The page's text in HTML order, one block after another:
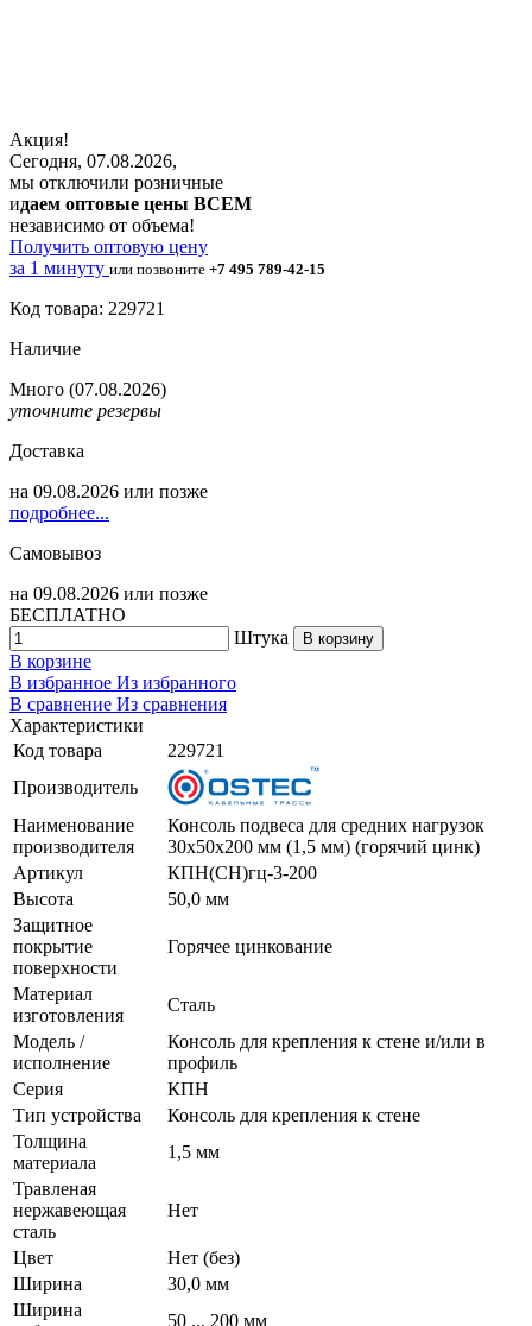
Акция!
Сегодня, 07.08.2026,
мы отключили розничные
идаем оптовые цены ВСЕМ
независимо от объема!
Получить оптовую цену
за 1 минуту или позвоните +7 495 789-42-15
Код товара: 229721
Наличие
Много (07.08.2026)
уточните резервы
Доставка
на 09.08.2026 или позже
подробнее...
Самовывоз
на 09.08.2026 или позже
БЕСПЛАТНО
Штука
В корзину
В корзине
В избранное Из избранного
В сравнение Из сравнения
Характеристики
Код товара
229721
Производитель
Наименование
производителя
Консоль подвеса для средних нагрузок
30х50х200 мм (1,5 мм) (горячий цинк)
Артикул
КПН(СН)гц-3-200
Высота
50,0 мм
Защитное
покрытие
поверхности
Горячее цинкование
Материал
изготовления
Сталь
Модель /
исполнение
Консоль для крепления к стене и/или в
профиль
Серия
КПН
Тип устройства
Консоль для крепления к стене
Толщина
материала
1,5 мм
Травленая
нержавеющая
сталь
Нет
Цвет
Нет (без)
Ширина
30,0 мм
Ширина
50 ... 200 мм